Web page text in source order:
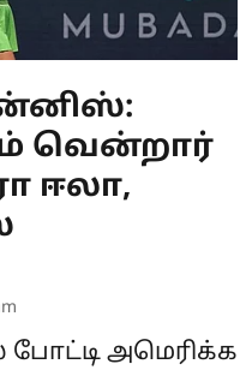
வென்றார்
ஈலா,
போட்டி அமெரிக்க